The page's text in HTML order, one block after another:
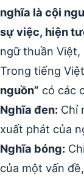
nghĩa là cội
sự việc, hiện
ngữ thuần Việt,
Trong tiếng
nguồn” có các
Nghĩa đen: Chỉ
xuất phát của
Nghĩa bóng:
của một vấn